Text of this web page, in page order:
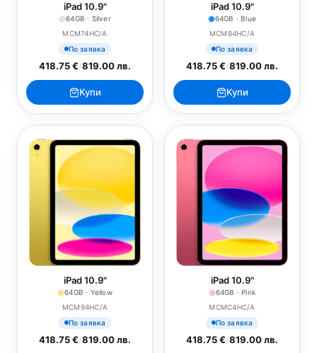
iPad 10.9"
64GB · Silver
MCM74HC/A
По заявка
418.75 €/819.00 лв.
Купи
iPad 10.9"
64GB · Blue
MCM84HC/A
По заявка
418.75 €/819.00 лв.
Купи
iPad 10.9"
64GB · Yellow
MCM94HC/A
По заявка
418.75 €/819.00 лв.
iPad 10.9"
64GB · Pink
MCMC4HC/A
По заявка
418.75 €/819.00 лв.